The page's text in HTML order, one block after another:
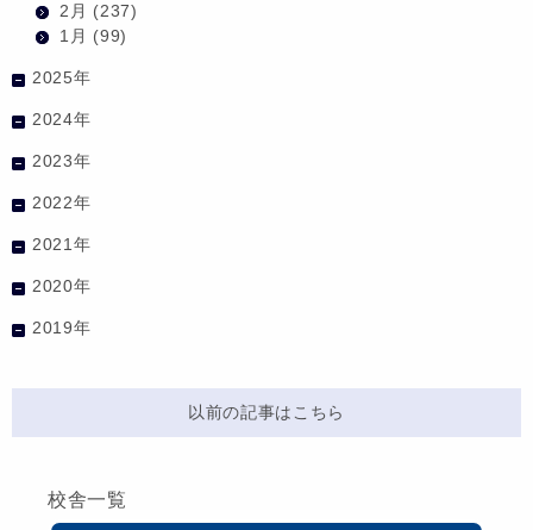
2月 (237)
1月 (99)
2025年
2024年
2023年
2022年
2021年
2020年
2019年
以前の記事はこちら
校舎一覧